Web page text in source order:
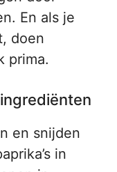
En als je
doen
prima.
en snijden
in